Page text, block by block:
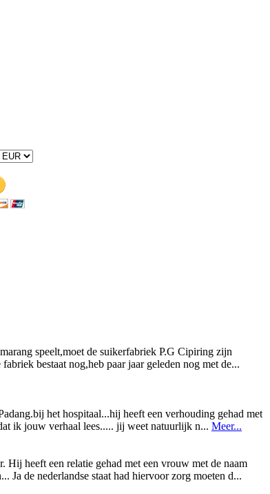
speelt,moet de suikerfabriek P.G Cipiring zijn
bestaat nog,heb paar jaar geleden nog met de...
het hospitaal...hij heeft een verhouding gehad met
ik jouw verhaal lees..... jij weet natuurlijk n... Meer...
heeft een relatie gehad met een vrouw met de naam
de nederlandse staat had hiervoor zorg moeten d...